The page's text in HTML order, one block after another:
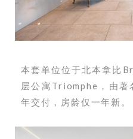
本套单位位于北本拿比
层公寓Triomphe，由
年交付，房龄仅一年新。